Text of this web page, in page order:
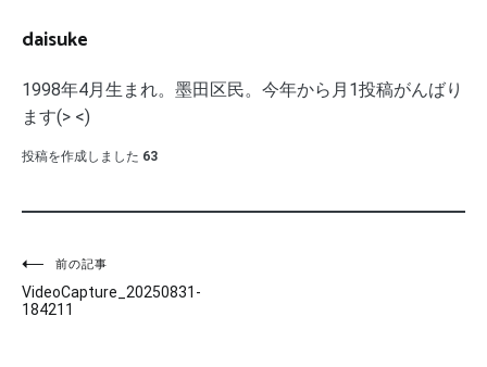
daisuke
1998年4月生まれ。墨田区民。今年から月1投稿がんばり
ます(> <)
投稿を作成しました 63
投
稿
前の記事
VideoCapture_20250831-
184211